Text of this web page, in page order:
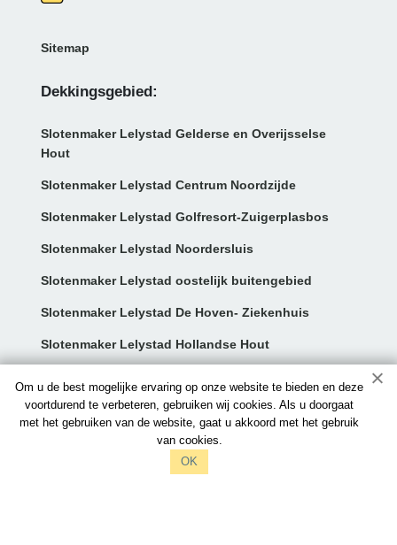
Om u de best mogelijke ervaring op onze website te bieden en deze
voortdurend te verbeteren, gebruiken wij cookies. Als u doorgaat
met het gebruiken van de website, gaat u akkoord met het gebruik
van cookies.
OK
Sitemap
Dekkingsgebied:
Slotenmaker Lelystad Gelderse en Overijsselse
Hout
Slotenmaker Lelystad Centrum Noordzijde
Slotenmaker Lelystad Golfresort-Zuigerplasbos
Slotenmaker Lelystad Noordersluis
Slotenmaker Lelystad oostelijk buitengebied
Slotenmaker Lelystad De Hoven- Ziekenhuis
Slotenmaker Lelystad Hollandse Hout
Contact:
info@slotenmakerslelystad.nl